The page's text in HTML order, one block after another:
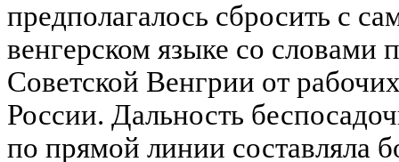
предполагалось сбросить с
венгерском языке со словами
Советской Венгрии от
России. Дальность
по прямой линии составляла